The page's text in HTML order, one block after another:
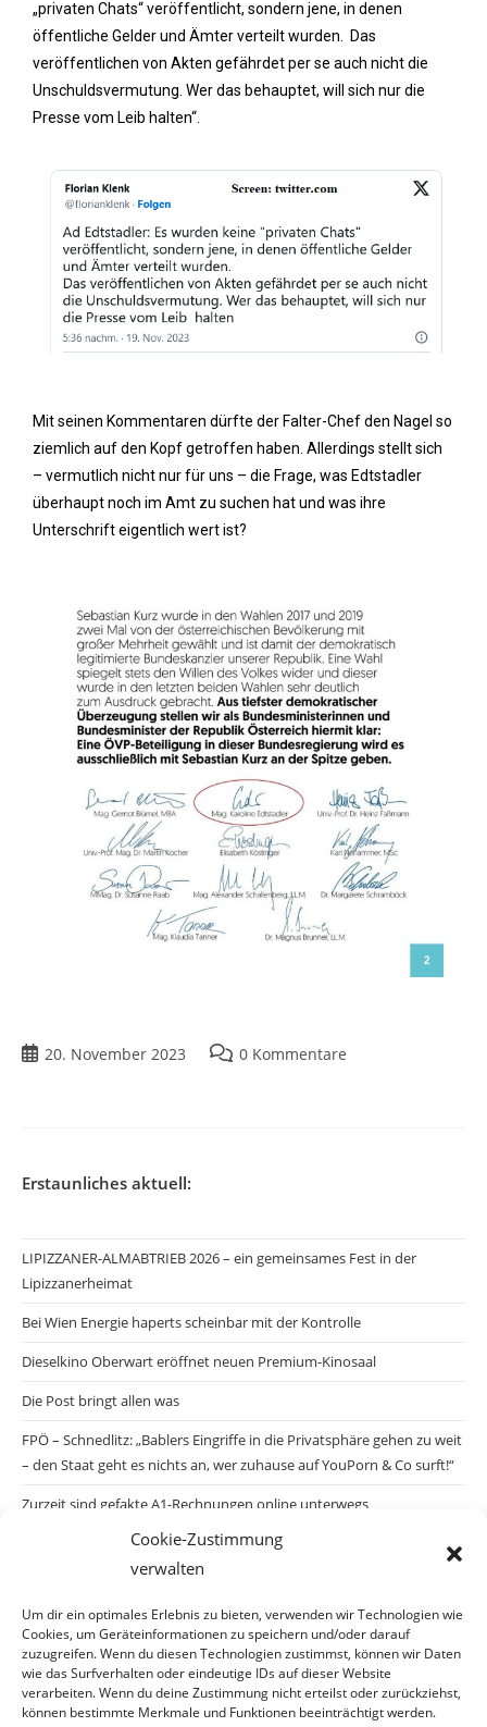
Cookie-Zustimmung
verwalten
Um dir ein optimales Erlebnis zu bieten, verwenden wir Technologien wie
Cookies, um Geräteinformationen zu speichern und/oder darauf
zuzugreifen. Wenn du diesen Technologien zustimmst, können wir Daten
wie das Surfverhalten oder eindeutige IDs auf dieser Website
verarbeiten. Wenn du deine Zustimmung nicht erteilst oder zurückziehst,
können bestimmte Merkmale und Funktionen beeinträchtigt werden.
„privaten Chats“ veröffentlicht, sondern jene, in denen
öffentliche Gelder und Ämter verteilt wurden. Das
veröffentlichen von Akten gefährdet per se auch nicht die
Unschuldsvermutung. Wer das behauptet, will sich nur die
Presse vom Leib halten“.
Mit seinen Kommentaren dürfte der Falter-Chef den Nagel so
ziemlich auf den Kopf getroffen haben. Allerdings stellt sich
– vermutlich nicht nur für uns – die Frage, was Edtstadler
überhaupt noch im Amt zu suchen hat und was ihre
Unterschrift eigentlich wert ist?
20. November 2023 0 Kommentare
Erstaunliches aktuell:
LIPIZZANER-ALMABTRIEB 2026 – ein gemeinsames Fest in der
Lipizzanerheimat
Bei Wien Energie haperts scheinbar mit der Kontrolle
Dieselkino Oberwart eröffnet neuen Premium-Kinosaal
Die Post bringt allen was
FPÖ – Schnedlitz: „Bablers Eingriffe in die Privatsphäre gehen zu weit
– den Staat geht es nichts an, wer zuhause auf YouPorn & Co surft!“
Zurzeit sind gefakte A1-Rechnungen online unterwegs
Salzburgs Juden und ihre Sicherheit: „Erst nach einem Anschlag wäre
die Gefahr endlich konkret!“
Biologisches Wunder in Ceuta
Ein vermeintliches Abschiebemärchen